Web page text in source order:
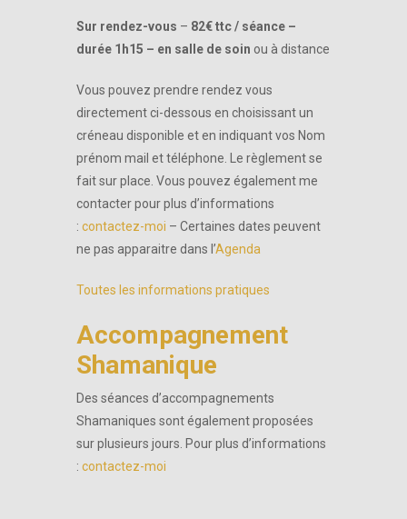
Sur rendez-vous – 82€ ttc / séance –
durée 1h15 – en salle de soin ou à distance
Vous pouvez prendre rendez vous
directement ci-dessous en choisissant un
créneau disponible et en indiquant vos Nom
prénom mail et téléphone. Le règlement se
fait sur place. Vous pouvez également me
contacter pour plus d’informations
: contactez-moi – Certaines dates peuvent
ne pas apparaitre dans l’Agenda
Toutes les informations pratiques
Accompagnement
Shamanique
Des séances d’accompagnements
Shamaniques sont également proposées
sur plusieurs jours. Pour plus d’informations
: contactez-moi